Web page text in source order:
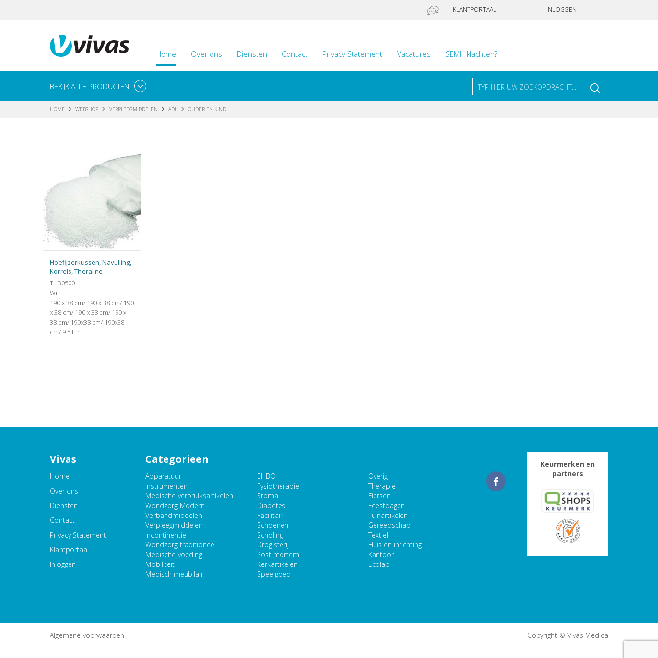
KLANTPORTAAL INLOGGEN
Home Over ons Diensten Contact Privacy Statement Vacatures SEMH klachten?
BEKIJK ALLE PRODUCTEN
HOME WEBSHOP VERPLEEGMIDDELEN ADL OUDER EN KIND
Hoefijzerkussen, Navulling,
Korrels, Theraline
TH30500
Wit
190 x 38 cm/ 190 x 38 cm/ 190
x 38 cm/ 190 x 38 cm/ 190 x
38 cm/ 190x38 cm/ 190x38
cm/ 9.5 Ltr
Vivas
Home
Over ons
Diensten
Contact
Privacy Statement
Klantportaal
Inloggen
Categorieen
Apparatuur
Instrumenten
Medische verbruiksartikelen
Wondzorg Modern
Verbandmiddelen
Verpleegmiddelen
Incontinentie
Wondzorg traditioneel
Medische voeding
Mobiliteit
Medisch meubilair
EHBO
Fysiotherapie
Stoma
Diabetes
Facilitair
Schoenen
Scholing
Drogisterij
Post mortem
Kerkartikelen
Speelgoed
Overig
Therapie
Fietsen
Feestdagen
Tuinartikelen
Gereedschap
Textiel
Huis en inrichting
Kantoor
Ecolab
Keurmerken en
partners
Algemene voorwaarden Copyright © Vivas Medica